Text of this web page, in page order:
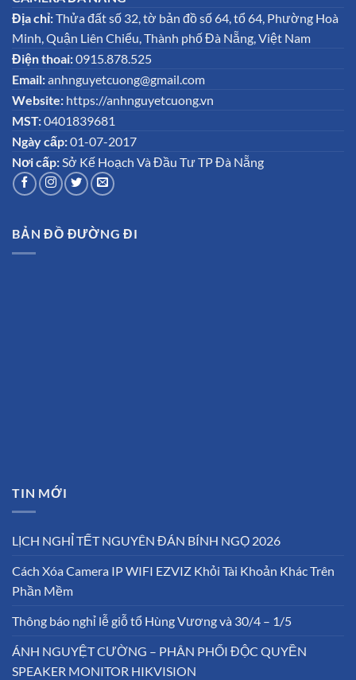
Địa chỉ:Thửa đất số 32, tờ bản đồ số 64, tổ 64, Phường Hoà
Minh, Quận Liên Chiểu, Thành phố Đà Nẵng, Việt Nam
Điện thoai:0915.878.525
Email:anhnguyetcuong@gmail.com
Website: https://anhnguyetcuong.vn
MST:0401839681
Ngày cấp:01-07-2017
Nơi cấp: Sở Kế Hoạch Và Đầu Tư TP Đà Nẵng
BẢN ĐỒ ĐƯỜNG ĐI
TIN MỚI
LỊCH NGHỈ TẾT NGUYÊN ĐÁN BÍNH NGỌ 2026
Cách Xóa Camera IP WIFI EZVIZ Khỏi Tài Khoản Khác Trên
Phần Mềm
Thông báo nghỉ lễ giỗ tổ Hùng Vương và 30/4 – 1/5
ÁNH NGUYỆT CƯỜNG – PHÂN PHỐI ĐỘC QUYỀN
SPEAKER MONITOR HIKVISION